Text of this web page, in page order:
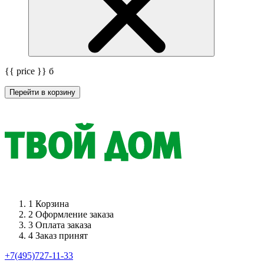
{{ price }} б
Перейти в корзину
1 Корзина
2 Оформление заказа
3 Оплата заказа
4 Заказ принят
+7(495)727-11-33